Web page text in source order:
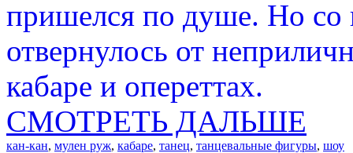
пришелся по душе. Но со
отвернулось от
кабаре и опереттах.
СМОТРЕТЬ ДАЛЬШЕ
кан-кан, мулен руж, кабаре, танец, танцевальные фигуры, шоу